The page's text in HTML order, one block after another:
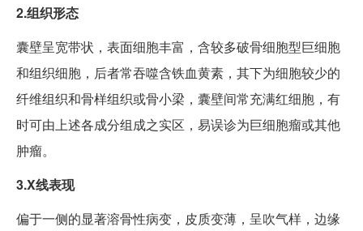
2.组织形态
囊壁呈宽带状，表面细胞丰富，含较多破骨细胞型巨细胞
和组织细胞，后者常吞噬含铁血黄素，其下为细胞较少的
纤维组织和骨样组织或骨小梁，囊壁间常充满红细胞，有
时可由上述各成分组成之实区，易误诊为巨细胞瘤或其他
肿瘤。
3.X线表现
偏于一侧的显著溶骨性病变，皮质变薄，呈吹气样，边缘